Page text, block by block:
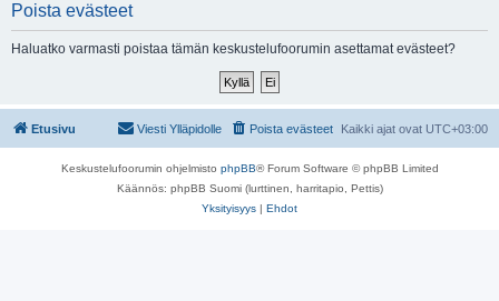
Poista evästeet
Haluatko varmasti poistaa tämän keskustelufoorumin asettamat evästeet?
Etusivu Kaikki ajat ovat UTC+03:00
Poista evästeet
Viesti Ylläpidolle
Keskustelufoorumin ohjelmisto phpBB® Forum Software © phpBB Limited
Käännös: phpBB Suomi (lurttinen, harritapio, Pettis)
Yksityisyys | Ehdot